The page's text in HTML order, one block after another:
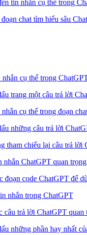
tin nhắn cụ thể trong
chat tìm hiểu sâu
cụ thể trong
trang một câu trả lời
cụ thể trong đoạn
những câu trả lời
tham chiếu lại câu trả lời
nhắn ChatGPT quan
đoạn code ChatGPT để
nhắn trong ChatGPT
câu trả lời ChatGPT quan
những phần hay nhất